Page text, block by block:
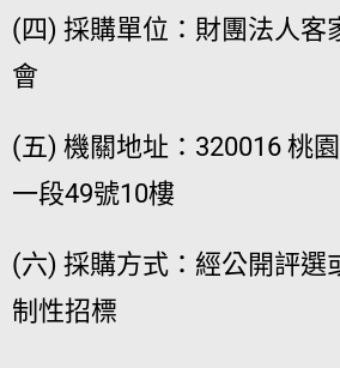
(四) 採購單位：財團法人客
會
(五) 機關地址：320016 桃
一段49號10樓
(六) 採購方式：經公開評選
制性招標